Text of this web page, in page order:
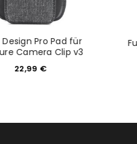
Design Pro Pad für
Camera Clip v3
22,99 €